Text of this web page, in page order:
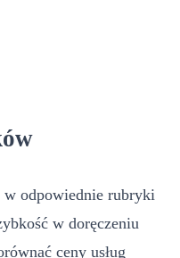
odpowiednie rubryki
w doręczeniu
ceny usług